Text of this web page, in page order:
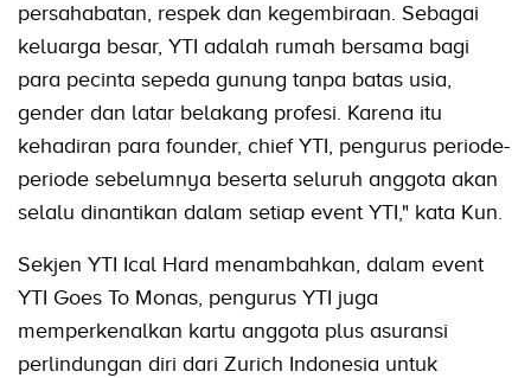
persahabatan, respek dan kegembiraan. Sebagai
keluarga besar, YTI adalah rumah bersama bagi
para pecinta sepeda gunung tanpa batas usia,
gender dan latar belakang profesi. Karena itu
kehadiran para founder, chief YTI, pengurus periode-
periode sebelumnya beserta seluruh anggota akan
selalu dinantikan dalam setiap event YTI," kata Kun.
Sekjen YTI Ical Hard menambahkan, dalam event
YTI Goes To Monas, pengurus YTI juga
memperkenalkan kartu anggota plus asuransi
perlindungan diri dari Zurich Indonesia untuk